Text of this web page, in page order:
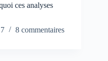
ces analyses
8 commentaires